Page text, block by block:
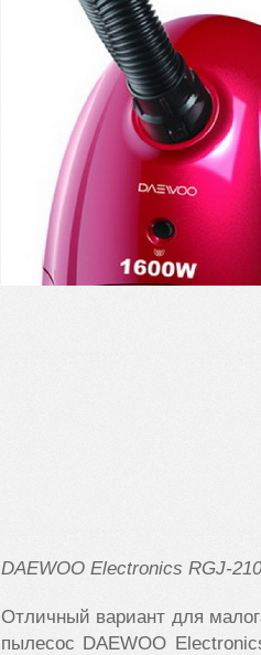
DAEWOO Electronics RGJ-210
Отличный вариант для
пылесос DAEWOO